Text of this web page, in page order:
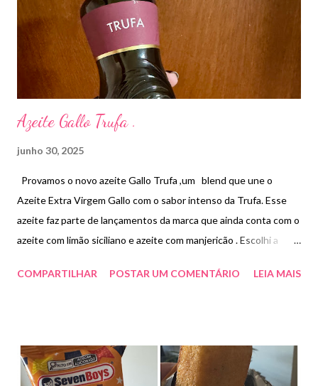
Azeite Gallo Trufa .
junho 30, 2025
Provamos o novo azeite Gallo Trufa ,um blend que une o
Azeite Extra Virgem Gallo com o sabor intenso da Trufa. Esse
azeite faz parte de lançamentos da marca que ainda conta com o
azeite com limão siciliano e azeite com manjericão . Escolhi a
italianos como risotos , massas e pizzas . Achei um pouco mais
em associação com as raízes de certas árvores, como carvalhos e
castanheiras, em regiões de clima temperado. Elas são
COMPARTILHAR POSTAR UM COMENTÁRIO LEIA MAIS